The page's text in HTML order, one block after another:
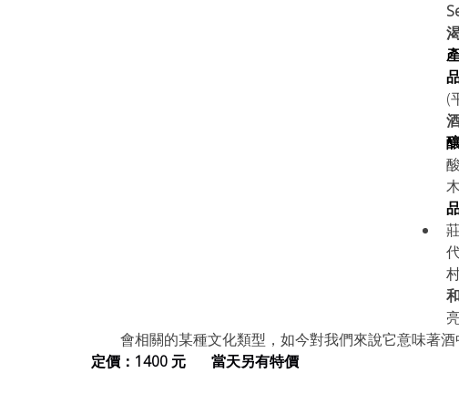
(
會相關的某種文化類型，如今對我們來說它意味著酒
定價：1400 元       當天另有特價